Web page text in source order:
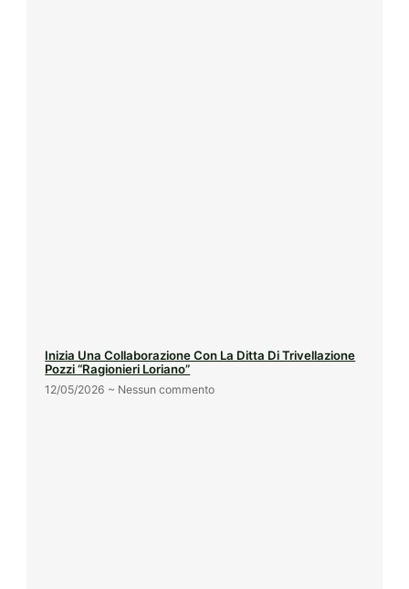
Inizia Una Collaborazione Con La Ditta Di Trivellazione
Pozzi “Ragionieri Loriano”
12/05/2026 Nessun commento